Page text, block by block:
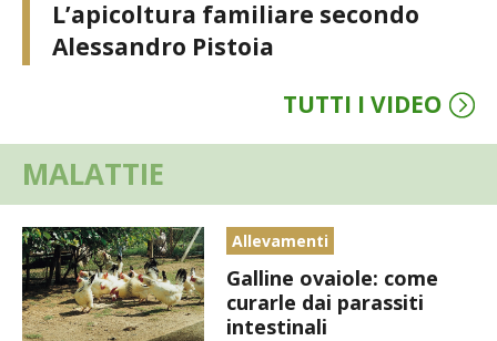
VIGNETO BIO
GARDENA
VERONESI
RIMANI A CONTATTO CON LA NATURA
CRESCERE INSIEME
L’apicoltura familiare secondo
Alessandro Pistoia
TUTTI I VIDEO
MALATTIE
Allevamenti
Galline ovaiole: come
curarle dai parassiti
intestinali